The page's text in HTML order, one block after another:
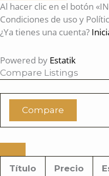
Al hacer clic en el botón
Condiciones de uso y
¿Ya tienes una cuenta?
Powered by Estatik
Compare Listings
Compare
Título Precio